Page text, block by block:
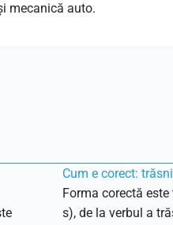
mecanică auto.
Cum e corect:
Forma corectă
s), de la verbul a